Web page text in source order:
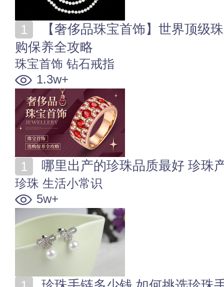
购保养全攻略
珠宝首饰 钻石戒指
1.3w+
哪里出产的珍珠品质最好 珍珠
珍珠 生活小常识
5w+